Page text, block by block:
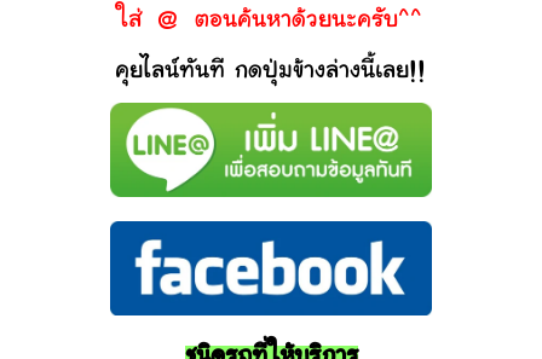
ใส่ @ ตอนค้นหาด้วยนะครับ^^
คุยไลน์ทันที กดปุ่มข้างล่างนี้เลย!!